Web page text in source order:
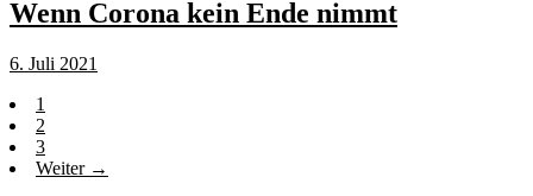
Wenn Corona kein Ende nimmt
6. Juli 2021
1
2
3
Weiter →